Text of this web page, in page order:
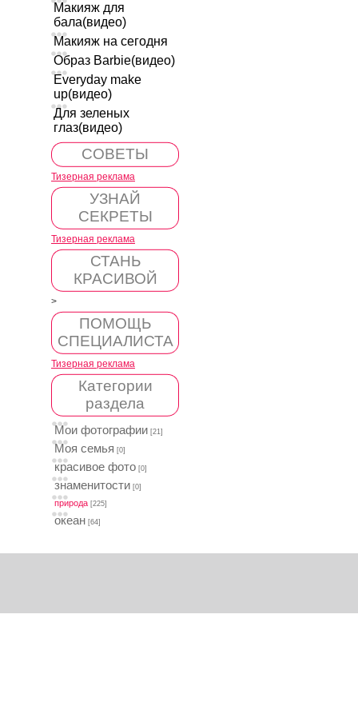
Макияж для
бала(видео)
Макияж на сегодня
Образ Barbie(видео)
Everyday make
up(видео)
Для зеленых
глаз(видео)
СОВЕТЫ
Тизерная реклама
УЗНАЙ
СЕКРЕТЫ
Тизерная реклама
СТАНЬ
КРАСИВОЙ
>
ПОМОЩЬ
СПЕЦИАЛИСТА
Тизерная реклама
Категории
раздела
Мои фотографии [21]
Моя семья [0]
красивое фото [0]
знаменитости [0]
природа [225]
океан [64]